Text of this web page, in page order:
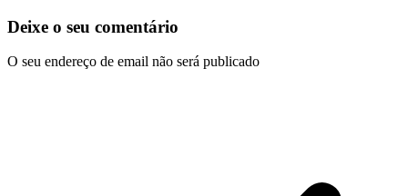
Deixe o seu comentário
O seu endereço de email não será publicado